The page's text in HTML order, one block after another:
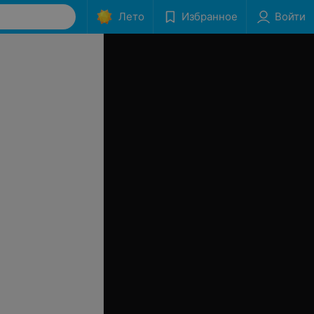
Лето Избранное Войти